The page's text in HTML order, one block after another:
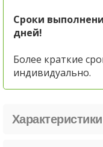
Сроки
дней!
Более краткие
индивидуально.
Характеристики